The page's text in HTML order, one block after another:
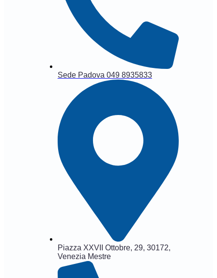
Sede Padova 049 8935833
Piazza XXVII Ottobre, 29, 30172,
Venezia Mestre